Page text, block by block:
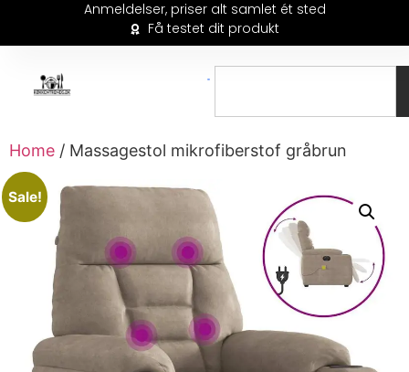
Anmeldelser, priser alt samlet ét sted
Få testet dit produkt
Home / Massagestol mikrofiberstof gråbrun
Sale!